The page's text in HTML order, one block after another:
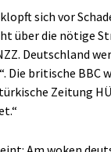
sich vor
über die nötige
Deutschland
Die britische
Zeitung